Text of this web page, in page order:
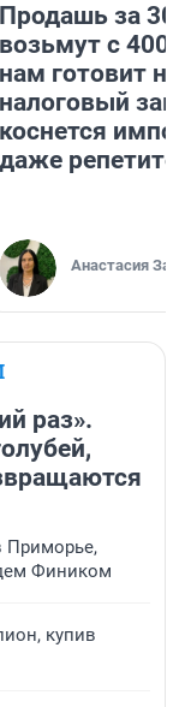
Продашь за
возьмут с
нам готовит
налоговый
коснется
даже
Анастасия
раз».
Фиником
купив